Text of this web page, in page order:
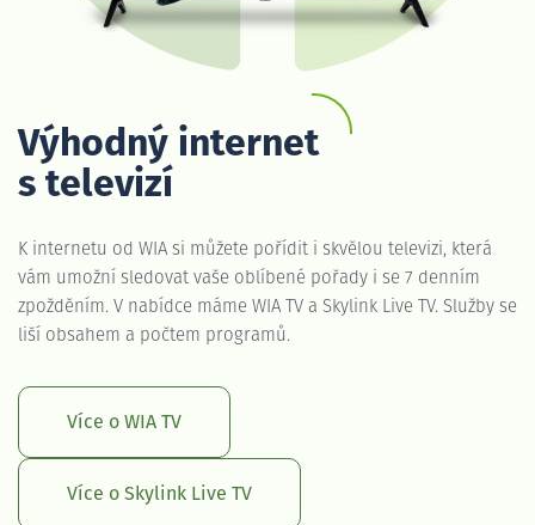
Výhodný internet
s televizí
K internetu od WIA si můžete pořídit i skvělou televizi, která
vám umožní sledovat vaše oblíbené pořady i se 7 denním
zpožděním. V nabídce máme WIA TV a Skylink Live TV. Služby se
liší obsahem a počtem programů.
Více o WIA TV
Více o Skylink Live TV